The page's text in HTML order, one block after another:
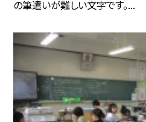
の筆遣いが難しい文字です。...